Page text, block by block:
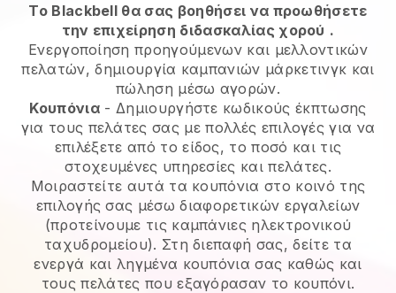
Το Blackbell θα σας βοηθήσει να προωθήσετε
την επιχείρηση διδασκαλίας χορού .
Ενεργοποίηση προηγούμενων και μελλοντικών
πελατών, δημιουργία καμπανιών μάρκετινγκ και
πώληση μέσω αγορών.
Κουπόνια - Δημιουργήστε κωδικούς έκπτωσης
για τους πελάτες σας με πολλές επιλογές για να
επιλέξετε από το είδος, το ποσό και τις
στοχευμένες υπηρεσίες και πελάτες.
Μοιραστείτε αυτά τα κουπόνια στο κοινό της
επιλογής σας μέσω διαφορετικών εργαλείων
(προτείνουμε τις καμπάνιες ηλεκτρονικού
ταχυδρομείου). Στη διεπαφή σας, δείτε τα
ενεργά και ληγμένα κουπόνια σας καθώς και
τους πελάτες που εξαγόρασαν το κουπόνι.